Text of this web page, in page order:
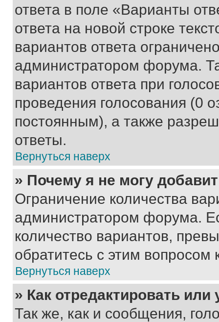
ответа в поле «Варианты
ответа на новой строке
вариантов ответа
администратором форума.
вариантов ответа при
проведения голосования (0
постоянным), а также
ответы.
Вернуться наверх
» Почему я не могу
Ограничение количества
администратором форума.
количество вариантов,
обратитесь с этим вопросом
Вернуться наверх
» Как отредактировать
Так же, как и сообщения,